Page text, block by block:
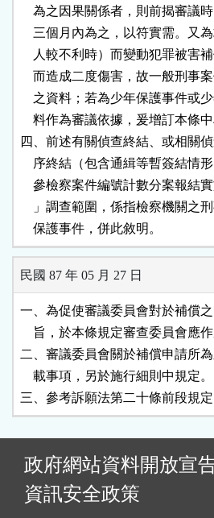
為之因果關係者，則前揭審
三個月內為之，以符實需。
人較不利時）而變動犯罪被
而造成二度傷害，故一般刑
之資料；若為少年保護事件
料作為審議依據，爰增訂本條
四、前述有關偵查終結、或相關
序終結（包含通緝等暫簽結
參檢察案件編號計數分案報
」調查範圍，係指檢察機關
    保護事件，併此敘明。
民國 87 年 05 月 27 日
一、為促使審議委員會對於補償
旨，於本條規定審查委員會應
二、審議委員會關於補償申請所
    載事項，另於施行細則中規定。
三、參考訴願法第二十條前段規定
政府網站資料開放宣
資訊安全政策